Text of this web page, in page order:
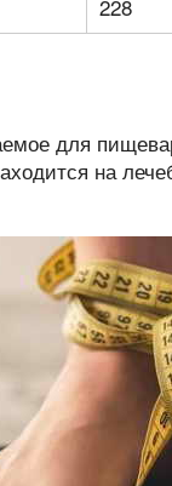
228
для
на